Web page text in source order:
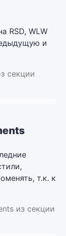
RSD, WLW
и
секции
т.к. к
из секции